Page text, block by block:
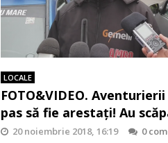
LOCALE
FOTO&VIDEO.
pas să fie arestați! Au
20 noiembrie 2018, 16:19
0